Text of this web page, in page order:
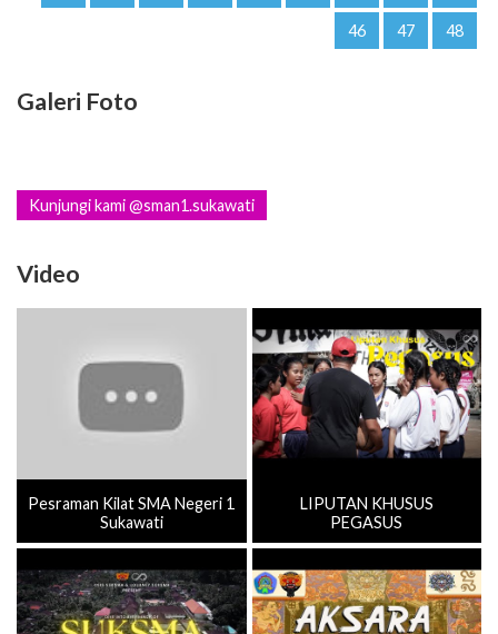
46 47 48
Galeri Foto
Kunjungi kami @sman1.sukawati
Video
Pesraman Kilat SMA Negeri 1
Sukawati
LIPUTAN KHUSUS
PEGASUS